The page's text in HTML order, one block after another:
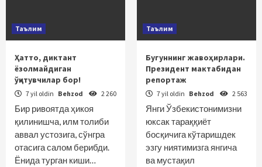
Таълим
Ҳатто, диктант
ёзолмайдиган
ўқитувчилар бор!
7 yil oldin Behzod 2 260
Бир ривоятда ҳикоя
қилинишча, илм толиби
аввал устозига, сўнгра
отасига салом берибди.
Ёнида турган киши…
Таълим
Бугуннинг жавоҳирлари.
Президент мактабидан
репортаж
7 yil oldin Behzod 2 563
Янги Ўзбекистонимизни
юксак тараққиёт
босқичига кўтаришдек
эзгу ниятимизга янгича
ва мустақил